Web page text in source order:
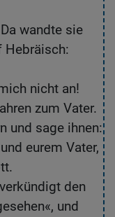
wandte sie
Hebräisch:
nicht an!
zum Vater.
und sage ihnen:
eurem Vater,
den
und